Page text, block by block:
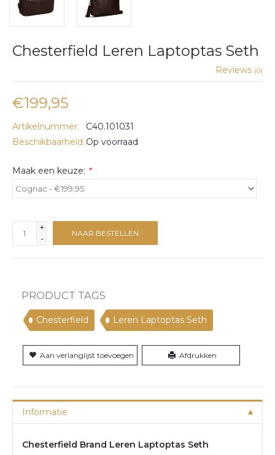
Chesterfield Leren Laptoptas Seth
Reviews (0)
€199,95
Artikelnummer:
C40.101031
Beschikbaarheid: Op voorraad
Maak een keuze: *
+
-
NAAR BESTELLEN
PRODUCT TAGS
Chesterfield Leren Laptoptas Seth
Aan verlanglijst toevoegen Afdrukken
Informatie
Chesterfield Brand Leren Laptoptas Seth